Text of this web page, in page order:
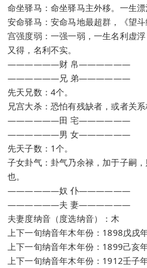
命坐驿马：命坐驿马主外移。一生漂
安命驿马：安命马地最超群，《望斗
宫强度弱：一强一弱，一生名利虚
又得，名利不实。
——————财 帛——————
——————兄 弟——————
先天兄数：4个。
兄宫大杀：恐怕有残缺者，或者关系
——————田 宅——————
——————男 女——————
先天子数：1个。
子女卦气：卦气乃余禄，加于子嗣
也。
——————奴 仆——————
——————夫 妻——————
夫妻度纳音（度选纳音）：木
上下一旬纳音年木年份：1898戊戌
上下一旬纳音年木年份：1899己亥
上下一旬纳音年木年份：1912壬子